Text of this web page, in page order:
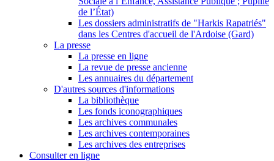
de l’État)
Les dossiers administratifs de "Harkis Rapatriés"
dans les Centres d'accueil de l'Ardoise (Gard)
La presse
La presse en ligne
La revue de presse ancienne
Les annuaires du département
D'autres sources d'informations
La bibliothèque
Les fonds iconographiques
Les archives communales
Les archives contemporaines
Les archives des entreprises
Consulter en ligne